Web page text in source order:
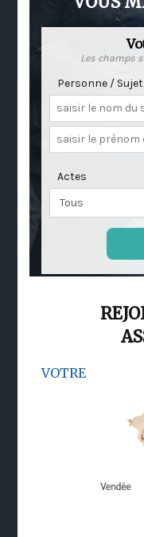
Les champs
Personne / Sujet
Actes
VOTRE